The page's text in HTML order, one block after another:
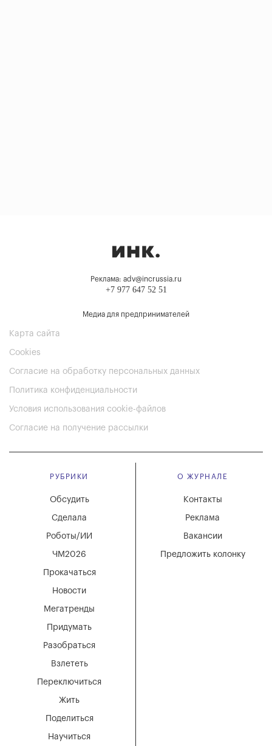
Реклама: adv@incrussia.ru
+7 977 647 52 51
Медиа для предпринимателей
Карта сайта
Cookies
Согласие на обработку персональных данных
Политика конфиденциальности
Условия использования cookie-файлов
Согласие на получение рассылки
РУБРИКИ
Мегатренды
Придумать
Разобраться
Взлететь
Новости
Переключиться
Жить
Поделиться
Научиться
Обсудить
Сделала
Роботы/ИИ
ЧМ2026
Прокачаться
О ЖУРНАЛЕ
Вакансии
Реклама
Контакты
Предложить колонку